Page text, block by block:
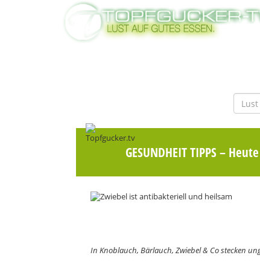
GESUNDHEIT TIPPS–
In Knoblauch, Bärlauch, Zwiebel & Co stecken